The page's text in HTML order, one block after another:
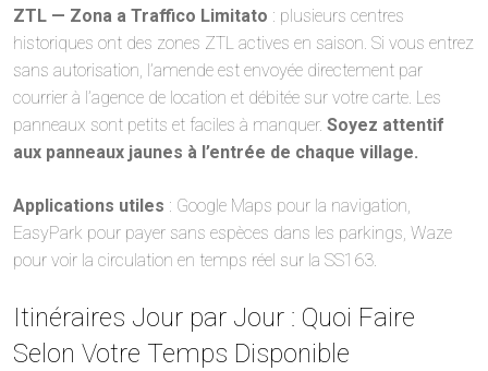
ZTL — Zona a Traffico Limitato : plusieurs centres
historiques ont des zones ZTL actives en saison. Si vous entrez
sans autorisation, l’amende est envoyée directement par
courrier à l’agence de location et débitée sur votre carte. Les
panneaux sont petits et faciles à manquer. Soyez attentif
aux panneaux jaunes à l’entrée de chaque village.
Applications utiles : Google Maps pour la navigation,
EasyPark pour payer sans espèces dans les parkings, Waze
pour voir la circulation en temps réel sur la SS163.
Itinéraires Jour par Jour : Quoi Faire
Selon Votre Temps Disponible